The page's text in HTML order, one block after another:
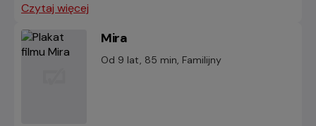
Czytaj więcej
Mira
Od 9 lat, 85 min, Familijny